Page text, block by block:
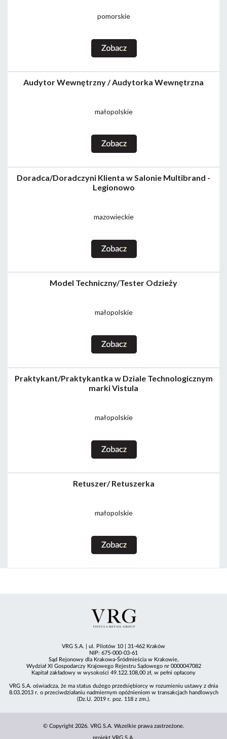
pomorskie
Audytor Wewnętrzny / Audytorka Wewnętrzna
małopolskie
Doradca/Doradczyni Klienta w Salonie Multibrand -
Legionowo
mazowieckie
Model Techniczny/Tester Odzieży
małopolskie
Praktykant/Praktykantka w Dziale Technologicznym
marki Vistula
małopolskie
Retuszer/ Retuszerka
małopolskie
VRG S.A. | ul. Pilotów 10 | 31-462 Kraków
NIP: 675-000-03-61
Sąd Rejonowy dla Krakowa-Śródmieścia w Krakowie,
Wydział XI Gospodarczy Krajowego Rejestru Sądowego nr 0000047082
Kapitał zakładowy w wysokości 49.122.108,00 zł, w pełni opłacony
VRG S.A. oświadcza, że ma status dużego przedsiębiorcy w rozumieniu ustawy z dnia
8.03.2013 r. o przeciwdziałaniu nadmiernym opóźnieniom w transakcjach handlowych
(Dz.U. 2019 r. poz. 118 z zm.).
© Copyright 2026. VRG S.A. Wszelkie prawa zastrzeżone.
projekt VRG S.A.